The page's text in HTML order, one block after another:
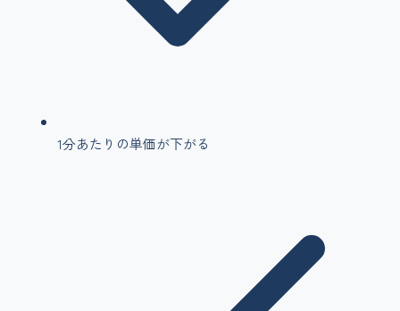
1分あたりの単価が下がる